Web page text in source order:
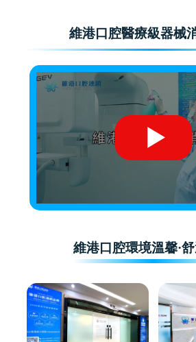
維港口腔醫療級器械
維港口腔環境溫馨·